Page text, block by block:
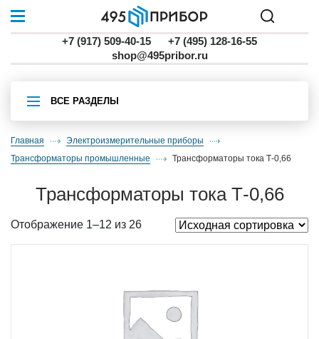
+7 (917) 509-40-15
+7 (495) 128-16-55
shop@495pribor.ru
ВСЕ РАЗДЕЛЫ
Главная
Электроизмерительные приборы
трансформаторы промышленные
трансформаторы тока Т-0,66
трансформаторы тока Т-0,66
Отображение 1–12 из 26